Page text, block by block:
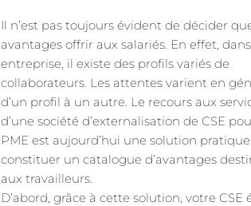
Il n’est pas toujours évident de décider
avantages offrir aux salariés. En effet,
entreprise, il existe des profils variés de
collaborateurs. Les attentes varient en
d’un profil à un autre. Le recours aux
d’une société d’externalisation de CSE
PME est aujourd’hui une solution
constituer un catalogue d’avantages
aux travailleurs.
D’abord, grâce à cette solution, votre CSE